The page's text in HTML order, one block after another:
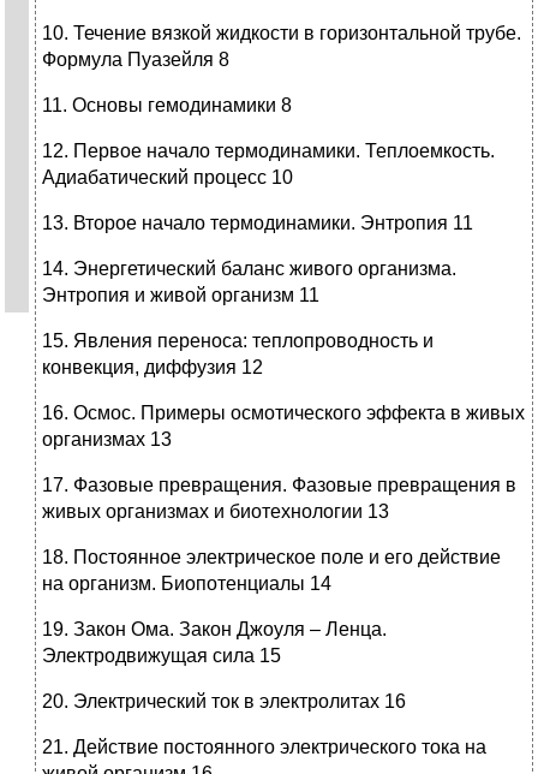
10. Течение вязкой жидкости в горизонтальной трубе.
Формула Пуазейля 8
11. Основы гемодинамики 8
12. Первое начало термодинамики. Теплоемкость.
Адиабатический процесс 10
13. Второе начало термодинамики. Энтропия 11
14. Энергетический баланс живого организма.
Энтропия и живой организм 11
15. Явления переноса: теплопроводность и
конвекция, диффузия 12
16. Осмос. Примеры осмотического эффекта в живых
организмах 13
17. Фазовые превращения. Фазовые превращения в
живых организмах и биотехнологии 13
18. Постоянное электрическое поле и его действие
на организм. Биопотенциалы 14
19. Закон Ома. Закон Джоуля – Ленца.
Электродвижущая сила 15
20. Электрический ток в электролитах 16
21. Действие постоянного электрического тока на